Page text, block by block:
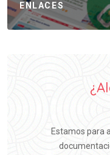
ENLACES
Estamos para